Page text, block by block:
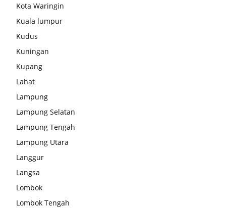
Kota Waringin
Kuala lumpur
Kudus
Kuningan
Kupang
Lahat
Lampung
Lampung Selatan
Lampung Tengah
Lampung Utara
Langgur
Langsa
Lombok
Lombok Tengah